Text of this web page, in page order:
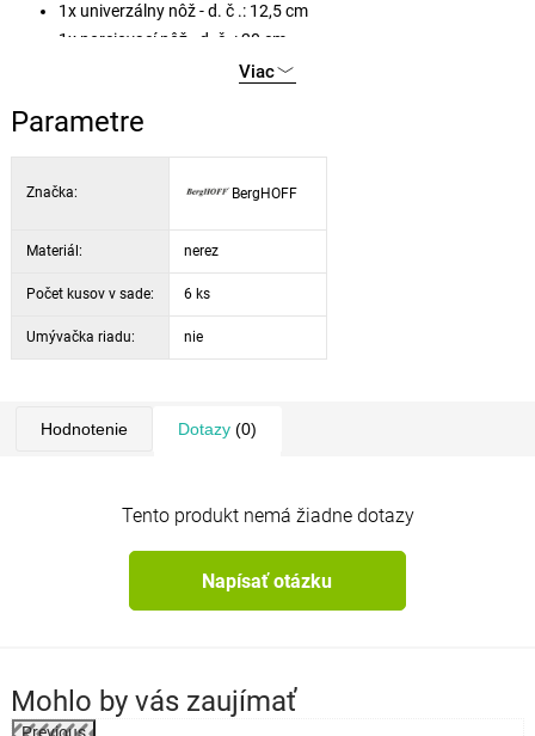
1x univerzálny nôž - d. č .: 12,5 cm
1x porciovací nôž - d. č .: 20 cm
1x nôž na pečivo - d. č .: 20 cm
1x drevený blok na nože (rozmery: 22 x 10 x 19 cm)
Viac
Parametre
Značka: BergHOFF
Materiál: nerez
Počet kusov v sade: 6 ks
Umývačka riadu: nie
Hodnotenie Dotazy(0)
Tento produkt nemá žiadne dotazy
Napísať otázku
Mohlo by vás zaujímať